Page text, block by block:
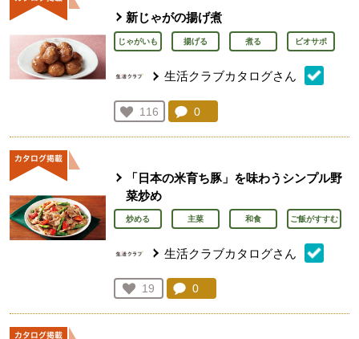
新じゃがの揚げ煮
じゃがいも 揚げる 煮る ビオサポ
生活クラブカタログさん
お気に入り登録：
116
人が登録
コメント：
0
「日本の米育ち豚」を味わうシンプル野
菜炒め
炒める 主菜 和食 ご飯がすすむ
生活クラブカタログさん
お気に入り登録：
19
人が登録
コメント：
0